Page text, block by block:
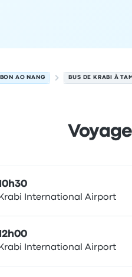
AO NANG BUS DE KRABI À
Krabi International Airport
Krabi International Airport